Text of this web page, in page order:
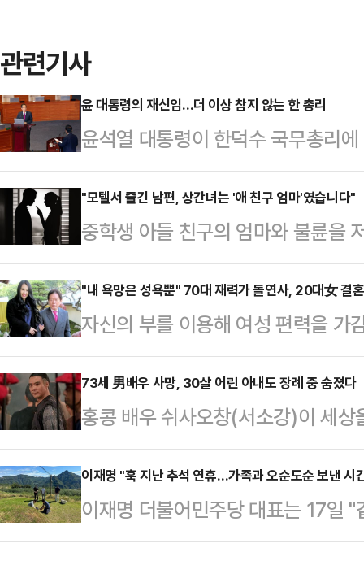
관련기사
윤 대통령의 재신임…더 이상 참지 않는 한 총리
윤석열 대통령이 한덕수 국무총리
각'에 힘이 실렸다. 한 총리는 국회
강력하게 대응하면서 목소리를 높
먹으며 한 총리와 20년 인연을 이
던 한 총리가 요즘 대통령이 싸우라
로 반항을 하고 있다"고 평가하기
지난달 29일 '국정브리핑 및 기자
문에 당분간은 한…
"모텔서 즐긴 남편, 상간녀는 '애 친구 엄마'였습니다"
중학생 아들 친구의 엄마와 불륜을
만행이 아내에 의해 알려졌다.5일
신의 아내인 50대 여성 B씨를 허위
학생 아들 친구의 엄마 C씨에 대한
다는 이유에서다.사건은 A씨가 음
내 B씨 명의로 대출받아 음식점을
켰고, 그만큼 직원도 더 채용했다.
이들은 불륜 …
"내 욕망은 성욕뿐" 70대 재력가 돌연사, 20대女 결
자신의 부를 이용해 여성 편력을 가
안'이라 칭한 70대 사업가의 사망
인으로 지목된 전 부인은 혐의를
지난 2018년 5월 급성 각성제 중독
77세) 살인 혐의를 받는 전처 스도
다.검찰은 스도가 각성제를 사용해
망 약 2개월 전부터 인터넷에 '완전
를…
73세 男배우 사망, 30살 어린 아내도 장례 중 숨졌다
홍콩 배우 쉬사오창(서소강)이 세
이나타임즈 등 외신에 따르면 쉬사
징에서 사망했다.서소강은 두 차례
징에 정착했다. 슬하에 2남 2녀가
중 과로로 인한 심장마비로 사망한
이재명 "훅 지난 추석 연휴…가족과 오순도순 보낸 시
이재명 더불어민주당 대표는 17일
얼마나 귀한지 절감하는 존재가 가